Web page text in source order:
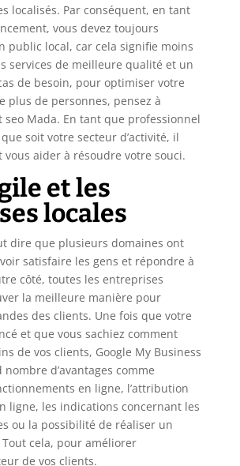
localisés. Par conséquent, en tant
vous devez toujours
public local, car cela signifie moins
services de meilleure qualité et un
de besoin, pour optimiser votre
plus de personnes, pensez à
Mada. En tant que professionnel
soit votre secteur d’activité, il
aider à résoudre votre souci.
et les
locales
dire que plusieurs domaines ont
satisfaire les gens et répondre à
côté, toutes les entreprises
la meilleure manière pour
des clients. Une fois que votre
et que vous sachiez comment
de vos clients, Google My Business
d’avantages comme
en ligne, l’attribution
ligne, les indications concernant les
ou la possibilité de réaliser un
cela, pour améliorer
de vos clients.